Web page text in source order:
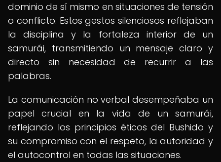
dominio de sí mismo en situaciones de tensión
o conflicto. Estos gestos silenciosos reflejaban
la disciplina y la fortaleza interior de un
samurái, transmitiendo un mensaje claro y
directo sin necesidad de recurrir a las
palabras.
La comunicación no verbal desempeñaba un
papel crucial en la vida de un samurái,
reflejando los principios éticos del Bushido y
su compromiso con el respeto, la autoridad y
el autocontrol en todas las situaciones.